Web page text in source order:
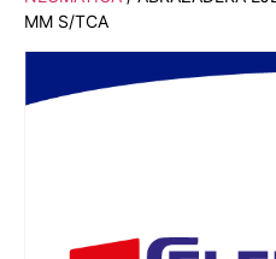
MM S/TCA